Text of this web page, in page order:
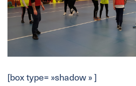
[box type= »shadow » ]